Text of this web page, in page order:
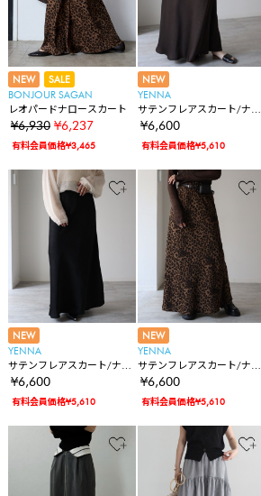
NEW
SALE
BONJOUR SAGAN
レオパードナロースカート
¥6,930 ¥6,237
有料会員価格¥3,465
NEW
YENNA
サテンフレアスカート/ナロ
ースカート
¥6,600
有料会員価格¥5,610
NEW
YENNA
サテンフレアスカート/ナロ
ースカート
¥6,600
有料会員価格¥5,610
NEW
YENNA
サテンフレアスカート/ナロ
ースカート
¥6,600
有料会員価格¥5,610